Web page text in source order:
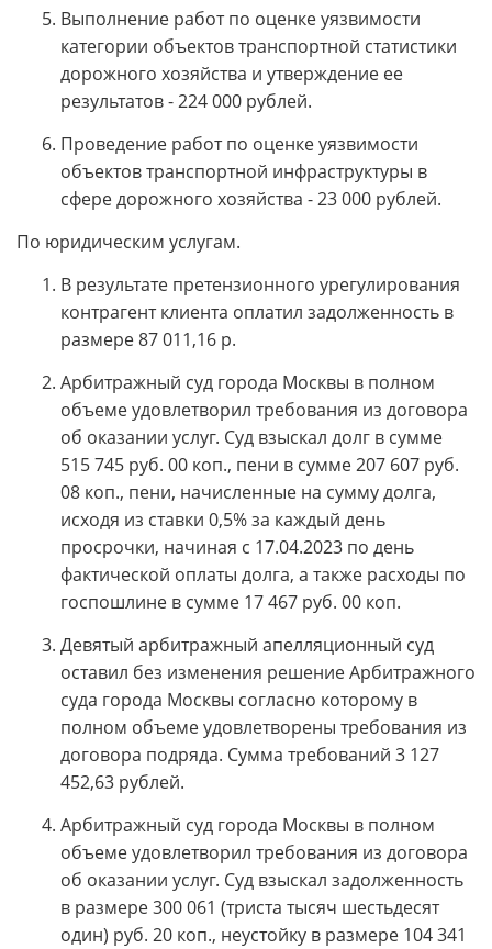
Выполнение работ по оценке уязвимости
категории объектов транспортной статистики
дорожного хозяйства и утверждение ее
результатов - 224 000 рублей.
Проведение работ по оценке уязвимости
объектов транспортной инфраструктуры в
сфере дорожного хозяйства - 23 000 рублей.
По юридическим услугам.
В результате претензионного урегулирования
контрагент клиента оплатил задолженность в
размере 87 011,16 р.
Арбитражный суд города Москвы в полном
объеме удовлетворил требования из договора
об оказании услуг. Суд взыскал долг в сумме
515 745 руб. 00 коп., пени в сумме 207 607 руб.
08 коп., пени, начисленные на сумму долга,
исходя из ставки 0,5% за каждый день
просрочки, начиная с 17.04.2023 по день
фактической оплаты долга, а также расходы по
госпошлине в сумме 17 467 руб. 00 коп.
Девятый арбитражный апелляционный суд
оставил без изменения решение Арбитражного
суда города Москвы согласно которому в
полном объеме удовлетворены требования из
договора подряда. Сумма требований 3 127
452,63 рублей.
Арбитражный суд города Москвы в полном
объеме удовлетворил требования из договора
об оказании услуг. Суд взыскал задолженность
в размере 300 061 (триста тысяч шестьдесят
один) руб. 20 коп., неустойку в размере 104 341